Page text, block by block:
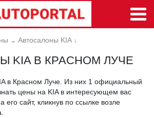
→ Автосалоны KIA ↓
KIA В КРАСНОМ ЛУЧЕ
в Красном Луче. Из них 1 официальный
цены на KIA в интересующем вас
его сайт, кликнув по ссылке возле